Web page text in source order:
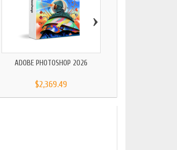
ADOBE PHOTOSHOP 2026
$2,369.49
›